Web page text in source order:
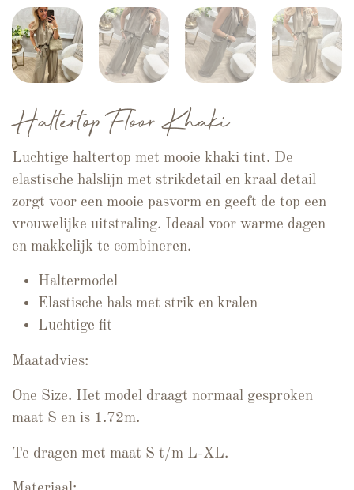
Haltertop Floor Khaki
Luchtige haltertop met mooie khaki tint. De
elastische halslijn met strikdetail en kraal detail
zorgt voor een mooie pasvorm en geeft de top een
vrouwelijke uitstraling. Ideaal voor warme dagen
en makkelijk te combineren.
Haltermodel
Elastische hals met strik en kralen
Luchtige fit
Maatadvies:
One Size. Het model draagt normaal gesproken
maat S en is 1.72m.
Te dragen met maat S t/m L-XL.